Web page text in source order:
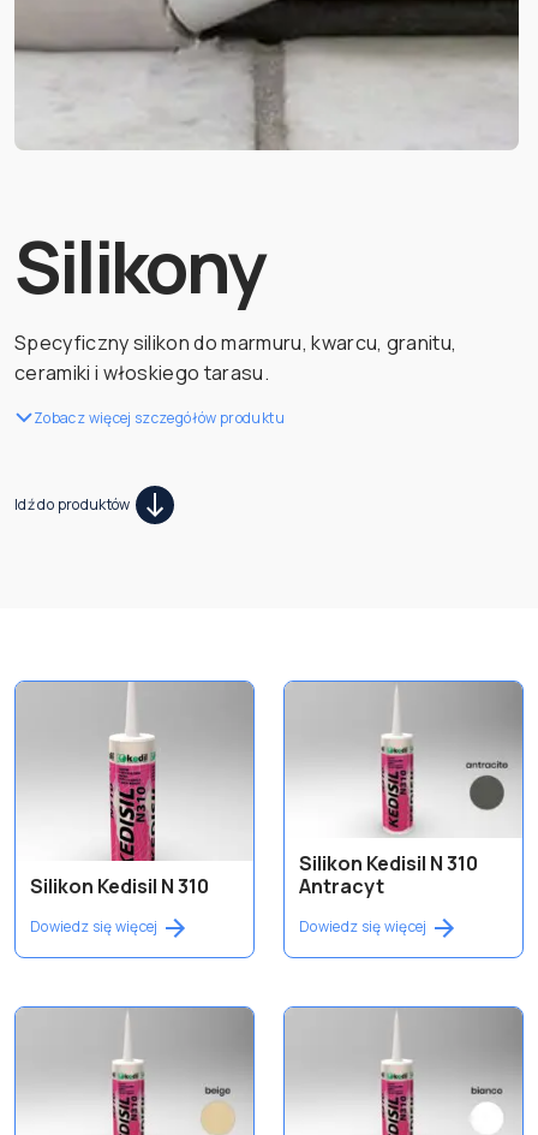
Silikony
Specyficzny silikon do marmuru, kwarcu, granitu,
ceramiki i włoskiego tarasu.
Zobacz więcej szczegółów produktu
Idź do produktów
Silikon Kedisil N 310
Dowiedz się więcej
Silikon Kedisil N 310
Antracyt
Dowiedz się więcej